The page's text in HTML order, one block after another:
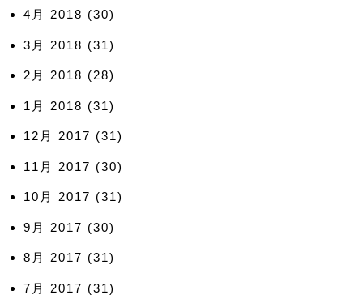
4月 2018 (30)
3月 2018 (31)
2月 2018 (28)
1月 2018 (31)
12月 2017 (31)
11月 2017 (30)
10月 2017 (31)
9月 2017 (30)
8月 2017 (31)
7月 2017 (31)